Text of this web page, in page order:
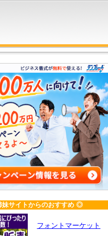
サイトからのおすすめ ◎
フォントマーケット